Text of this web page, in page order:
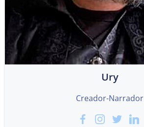
Ury
Creador-Narrador